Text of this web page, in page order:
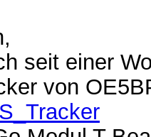
seit einer
von